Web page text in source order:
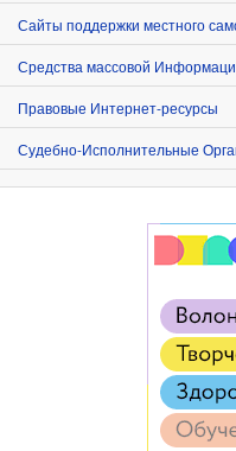
Сайты поддержки местного
Средства массовой
Правовые Интернет-ресурсы
Судебно-Исполнительные